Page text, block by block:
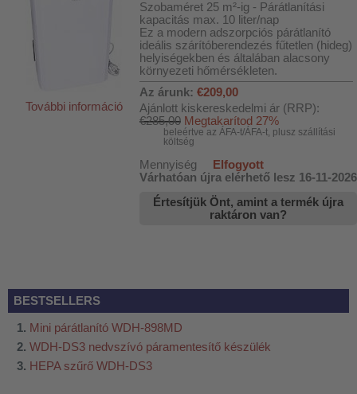
További információ
Szobaméret 25 m²-ig - Párátlanítási
kapacitás max. 10 liter/nap
Ez a modern adszorpciós párátlanító
ideális szárítóberendezés fűtetlen (hideg)
helyiségekben és általában alacsony
környezeti hőmérsékleten.
Az árunk: €209,00
Ajánlott kiskereskedelmi ár (RRP):
€285,00 Megtakarítod 27%
beleértve az ÁFA-t/ÁFA-t, plusz szállítási
költség
Mennyiség
Elfogyott
Várhatóan újra elérhető lesz 16-11-2026
Értesítjük Önt, amint a termék újra
raktáron van?
BESTSELLERS
Mini párátlanító WDH-898MD
WDH-DS3 nedvszívó páramentesítő készülék
HEPA szűrő WDH-DS3